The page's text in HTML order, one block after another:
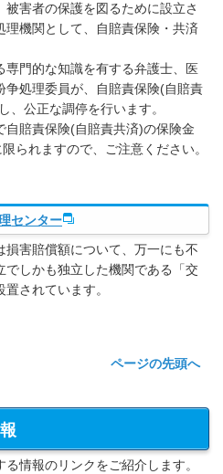
害者の保護を図るために設立さ
機関として、自賠責保険・共済
専門的な知識を有する弁護士、医
争処理委員が、自賠責保険(自賠責
、公正な調停を行います。
自賠責保険(自賠責共済)の保険金
られますので、ご注意ください。
センター
害賠償額について、万一にも不
しかも独立した機関である「交
されています。
ページの先頭へ
情報のリンクをご紹介します。